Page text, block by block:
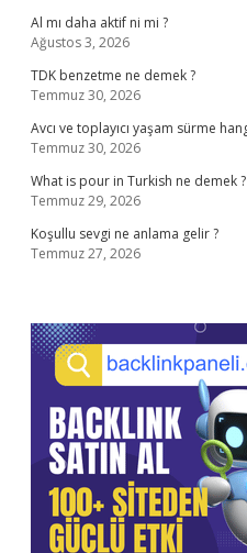
Al mı daha aktif ni mi ?
Ağustos 3, 2026
TDK benzetme ne demek ?
Temmuz 30, 2026
Avcı ve toplayıcı yaşam sürme
Temmuz 30, 2026
What is pour in Turkish ne demek ?
Temmuz 29, 2026
Koşullu sevgi ne anlama gelir ?
Temmuz 27, 2026